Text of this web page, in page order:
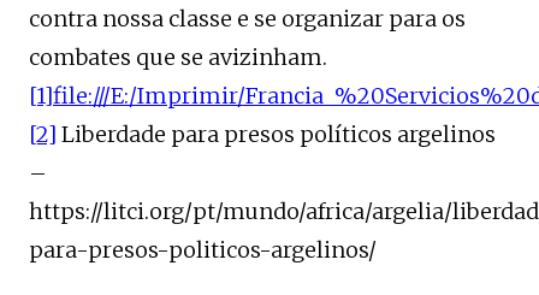
contra nossa classe e se organizar para os
combates que se avizinham.
[1]file:///E:/Imprimir/
[2] Liberdade para presos políticos argelinos
–
https://litci.org/pt/mundo/africa/argelia/
para-presos-politicos-argelinos/